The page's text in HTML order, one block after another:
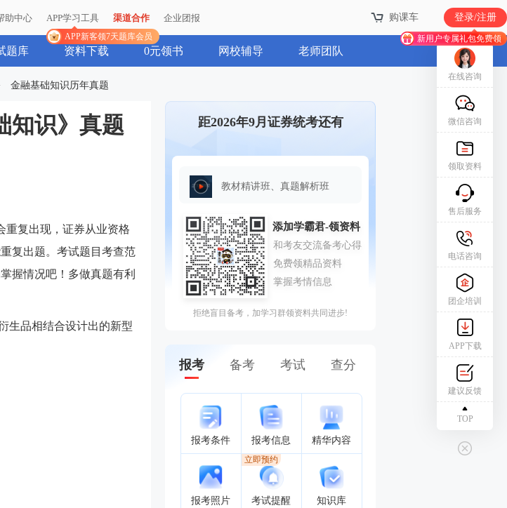
助中心 APP学习工具
APP新客领7天题库会员
渠道合作 企业团报 购课车 登录/注册
新用户专属礼包免费领
题库 资料下载 0元领书 网校辅导 老师团队
金融基础知识历年真题
知识》真题
重复出现，证券从业资格
复出题。考试题目考查范
握情况吧！多做真题有利
生品相结合设计出的新型
距2026年9月证券统考还有
教材精讲班、真题解析班
拒绝盲目备考，加学习群领资料共同进步!
报考 备考 考试 查分
报考条件 报考信息 精华内容
报考照片 考试提醒
立即预约
知识库
在线咨询
微信咨询
领取资料
售后服务
电话咨询
团企培训
APP下载
建议反馈
TOP